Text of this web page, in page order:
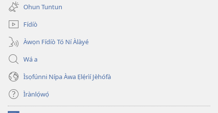
new
window)
Ohun Tuntun
Fídíò
Àwọn Fídíò Tó Ní Àlàyé
Wá a
Ìsọfúnni Nípa Àwa Ẹlẹ́rìí Jèhófà
Ìrànlọ́wọ́